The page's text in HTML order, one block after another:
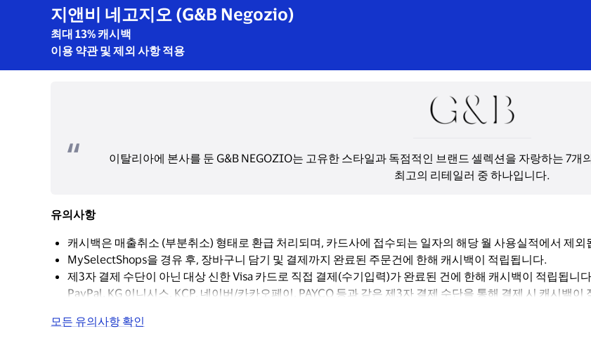
지앤비 네고지오 (G&B Negozio)
최대 13% 캐시백
이용 약관 및 제외 사항 적용
이탈리아에 본사를 둔 G&B NEGOZIO는 고유한 스타일과 독점적인 브랜드 셀렉션을 자랑하는 7개
최고의 리테일러 중 하나입니다.
유의사항
캐시백은 매출취소 (부분취소) 형태로 환급 처리되며, 카드사에 접수되는 일자의 해당 월 사용실적에서 제외
MySelectShops을 경유 후, 장바구니 담기 및 결제까지 완료된 주문건에 한해 캐시백이 적립됩니다.
제3자 결제 수단이 아닌 대상 신한 Visa 카드로 직접 결제(수기입력)가 완료된 건에 한해 캐시백이 적립됩니
PayPal, KG 이니시스, KCP, 네이버/카카오페이, PAYCO 등과 같은 제3자 결제 수단을 통해 결제 시 캐시백이
모든 유의사항 확인